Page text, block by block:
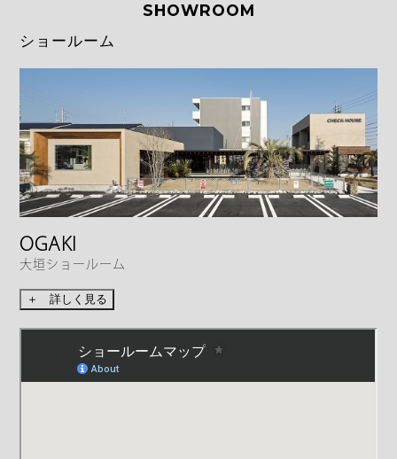
SHOWROOM
ショールーム
OGAKI
大垣ショールーム
＋ 詳しく見る